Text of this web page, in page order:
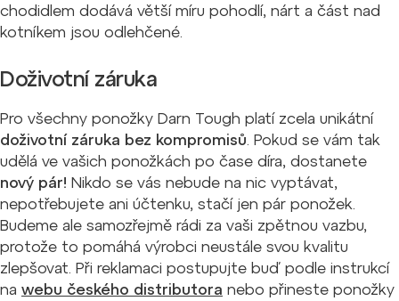
chodidlem dodává větší míru pohodlí, nárt a část nad
kotníkem jsou odlehčené.
Doživotní záruka
Pro všechny ponožky Darn Tough platí zcela unikátní
doživotní záruka bez kompromisů. Pokud se vám tak
udělá ve vašich ponožkách po čase díra, dostanete
nový pár! Nikdo se vás nebude na nic vyptávat,
nepotřebujete ani účtenku, stačí jen pár ponožek.
Budeme ale samozřejmě rádi za vaši zpětnou vazbu,
protože to pomáhá výrobci neustále svou kvalitu
zlepšovat. Při reklamaci postupujte buď podle instrukcí
na webu českého distributora nebo přineste ponožky